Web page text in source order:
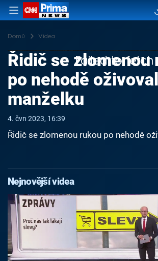
Domů Videa
Failed to fetch
Řidič se zlomenou
po nehodě oživoval
manželku
4. čvn 2023, 16:39
Řidič se zlomenou rukou po nehodě
Nejnovější videa